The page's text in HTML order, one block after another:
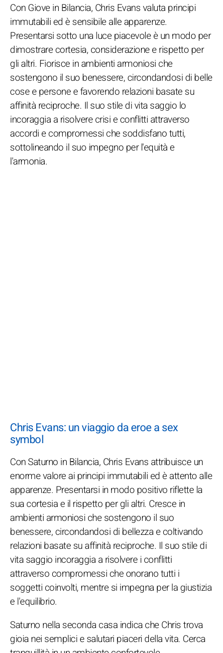
Con Giove in Bilancia, Chris Evans valuta principi
immutabili ed è sensibile alle apparenze.
Presentarsi sotto una luce piacevole è un modo per
dimostrare cortesia, considerazione e rispetto per
gli altri. Fiorisce in ambienti armoniosi che
sostengono il suo benessere, circondandosi di belle
cose e persone e favorendo relazioni basate su
affinità reciproche. Il suo stile di vita saggio lo
incoraggia a risolvere crisi e conflitti attraverso
accordi e compromessi che soddisfano tutti,
sottolineando il suo impegno per l'equità e
l'armonia.
Chris Evans: un viaggio da eroe a sex
symbol
Con Saturno in Bilancia, Chris Evans attribuisce un
enorme valore ai principi immutabili ed è attento alle
apparenze. Presentarsi in modo positivo riflette la
sua cortesia e il rispetto per gli altri. Cresce in
ambienti armoniosi che sostengono il suo
benessere, circondandosi di bellezza e coltivando
relazioni basate su affinità reciproche. Il suo stile di
vita saggio incoraggia a risolvere i conflitti
attraverso compromessi che onorano tutti i
soggetti coinvolti, mentre si impegna per la giustizia
e l'equilibrio.
Saturno nella seconda casa indica che Chris trova
gioia nei semplici e salutari piaceri della vita. Cerca